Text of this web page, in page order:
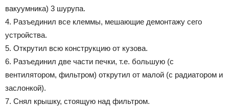
вакуумника) 3 шурупа.
4. Разъединил все клеммы, мешающие демонтажу сего
устройства.
5. Открутил всю конструкцию от кузова.
6. Разъединил две части печки, т.е. большую (с
вентилятором, фильтром) открутил от малой (с радиатором и
заслонкой).
7. Снял крышку, стоящую над фильтром.